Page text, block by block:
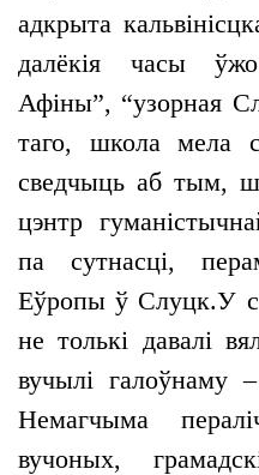
адкрыта
далёкія часы
Афіны”, “узорная
таго, школа мела
сведчыць аб тым,
цэнтр
па сутнасці,
Еўропы ў Слуцк.У
не толькі давалі
вучылі галоўнаму
Немагчыма
вучоных,